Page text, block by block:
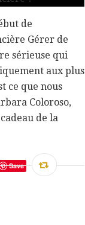
de
Gérer de
sérieuse qui
aux plus
ce que nous
Coloroso,
de la
Save